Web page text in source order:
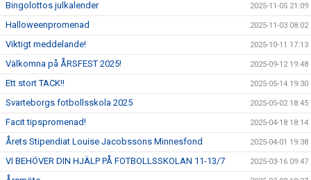
Bingolottos julkalender 2025-11-05 21:09
Halloweenpromenad 2025-11-03 08:02
Viktigt meddelande! 2025-10-11 17:13
Välkomna på ÅRSFEST 2025! 2025-09-12 19:48
Ett stort TACK!! 2025-05-14 19:30
Svarteborgs fotbollsskola 2025 2025-05-02 18:45
Facit tipspromenad! 2025-04-18 18:14
Årets Stipendiat Louise Jacobssons Minnesfond 2025-04-01 19:38
VI BEHÖVER DIN HJÄLP PÅ FOTBOLLSSKOLAN 11-13/7 2025-03-16 09:47